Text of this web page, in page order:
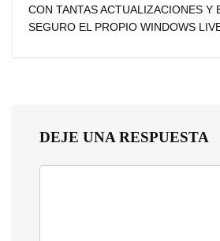
CON TANTAS ACTUALIZACIONES Y
SEGURO EL PROPIO WINDOWS
DEJE UNA RESPUESTA